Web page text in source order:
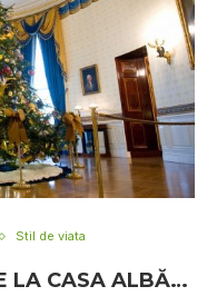
Stil de viata
LA CASA ALBĂ…